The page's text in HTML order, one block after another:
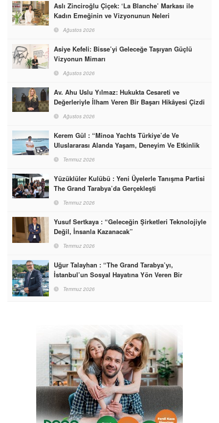
Aslı Zinciroğlu Çiçek: ‘La Blanche’ Markası ile
Kadın Emeğinin ve Vizyonunun Neleri
Başarabileceğinin En Güzel Örneğini Sunuyor
Ağustos 2026
Asiye Kefeli: Bisse’yi Geleceğe Taşıyan Güçlü
Vizyonun Mimarı
Ağustos 2026
Av. Ahu Uslu Yılmaz: Hukukta Cesareti ve
Değerleriyle İlham Veren Bir Başarı Hikâyesi Çizdi
Ağustos 2026
Kerem Gül : “Minoa Yachts Türkiye’de Ve
Uluslararası Alanda Yaşam, Deneyim Ve Etkinlik
Markası Olacak”
Temmuz 2026
Yüzüklüler Kulübü : Yeni Üyelerle Tanışma Partisi
The Grand Tarabya’da Gerçekleşti
Temmuz 2026
Yusuf Sertkaya : “Geleceğin Şirketleri Teknolojiyle
Değil, İnsanla Kazanacak”
Temmuz 2026
Uğur Talayhan : “The Grand Tarabya’yı,
İstanbul’un Sosyal Hayatına Yön Veren Bir
Destinasyon Haline Getirmeyi Hedefliyorum”
Temmuz 2026